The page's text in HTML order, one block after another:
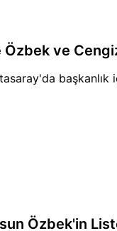
Özbek ve
başkanlık
Özbek'in